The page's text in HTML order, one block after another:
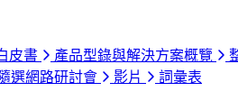
皮書 產品型錄與解決方案概覽
選網路研討會 影片
詞彙表